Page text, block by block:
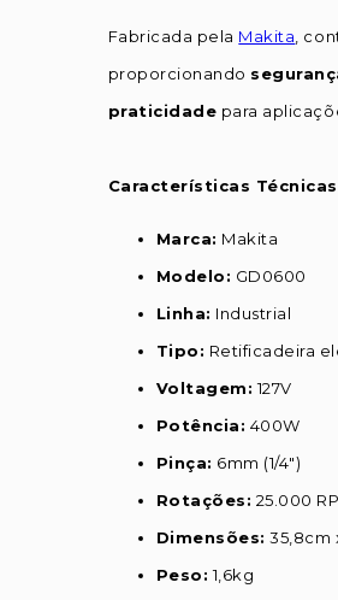
Fabricada pela Makita ,
proporcionando
praticidade para
Características
Marca: Makita
Modelo: GD0600
Linha: Industrial
Tipo: Retificadeira
Voltagem: 127V
Potência: 400W
Pinça: 6mm (1/4")
Rotações: 25.000
Dimensões: 35,8cm
Peso: 1,6kg